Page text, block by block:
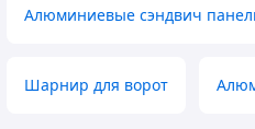
Алюминиевые сэндвич
Шарнир для ворот